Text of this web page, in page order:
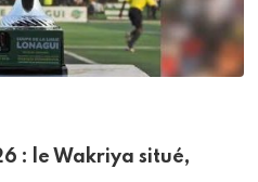
: le Wakriya situé,